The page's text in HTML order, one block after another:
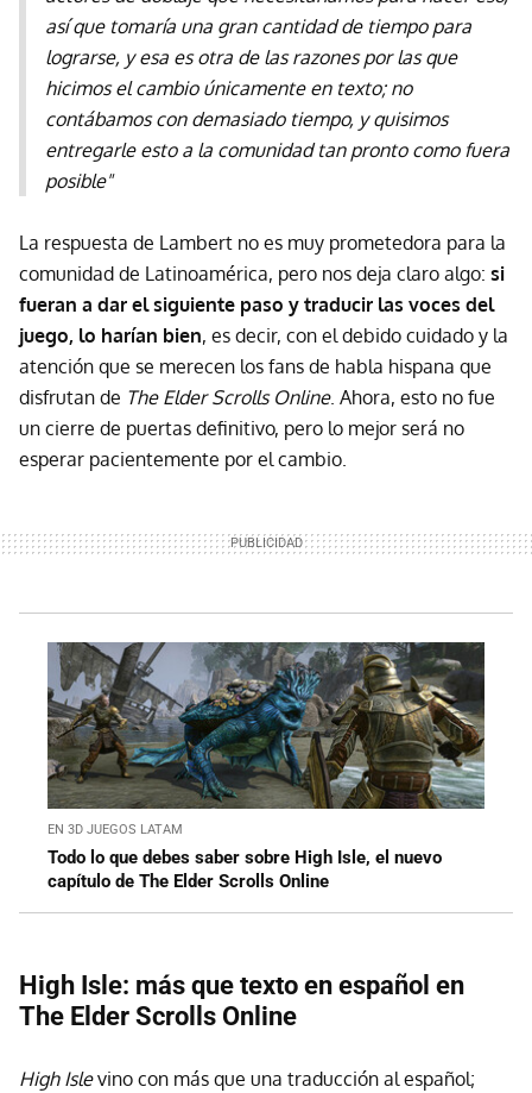
así que tomaría una gran cantidad de tiempo para
lograrse, y esa es otra de las razones por las que
hicimos el cambio únicamente en texto; no
contábamos con demasiado tiempo, y quisimos
entregarle esto a la comunidad tan pronto como fuera
posible"
La respuesta de Lambert no es muy prometedora para la
comunidad de Latinoamérica, pero nos deja claro algo: si
fueran a dar el siguiente paso y traducir las voces del
juego, lo harían bien, es decir, con el debido cuidado y la
atención que se merecen los fans de habla hispana que
disfrutan de The Elder Scrolls Online. Ahora, esto no fue
un cierre de puertas definitivo, pero lo mejor será no
esperar pacientemente por el cambio.
EN 3D JUEGOS LATAM
Todo lo que debes saber sobre High Isle, el nuevo
capítulo de The Elder Scrolls Online
High Isle: más que texto en español en
The Elder Scrolls Online
High Islevino con más que una traducción al español;